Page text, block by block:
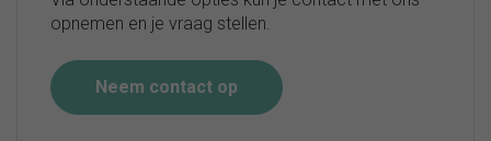
opnemen en je vraag stellen.
Neem contact op